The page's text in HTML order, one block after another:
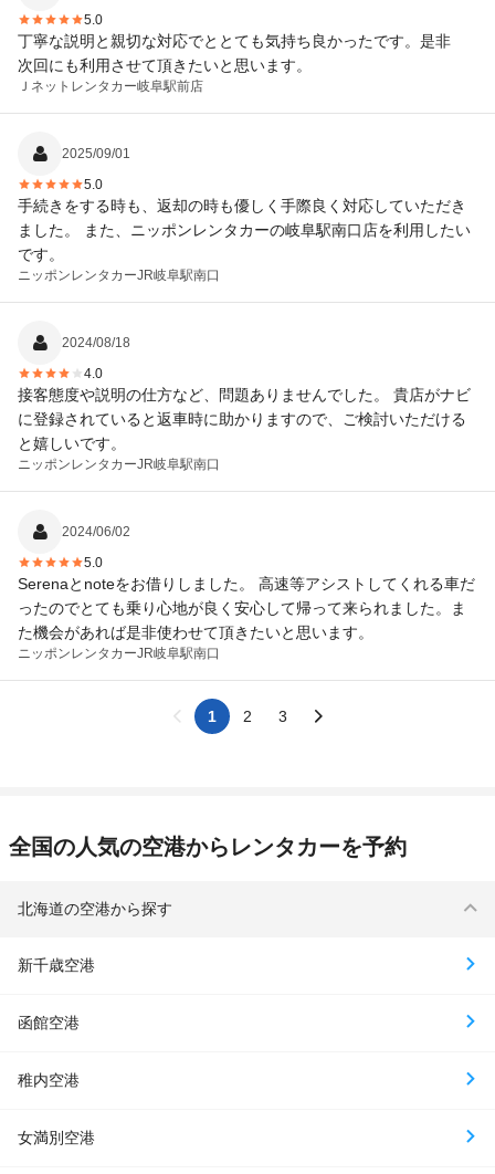
5.0
丁寧な説明と親切な対応でととても気持ち良かったです。是非
次回にも利用させて頂きたいと思います。
Ｊネットレンタカー岐阜駅前店
2025/09/01
5.0
手続きをする時も、返却の時も優しく手際良く対応していただき
ました。 また、ニッポンレンタカーの岐阜駅南口店を利用したい
です。
ニッポンレンタカーJR岐阜駅南口
2024/08/18
4.0
接客態度や説明の仕方など、問題ありませんでした。 貴店がナビ
に登録されていると返車時に助かりますので、ご検討いただける
と嬉しいです。
ニッポンレンタカーJR岐阜駅南口
2024/06/02
5.0
Serenaとnoteをお借りしました。 高速等アシストしてくれる車だ
ったのでとても乗り心地が良く安心して帰って来られました。ま
た機会があれば是非使わせて頂きたいと思います。
ニッポンレンタカーJR岐阜駅南口
1 2 3
全国の人気の空港からレンタカーを予約
北海道の空港から探す
新千歳空港
函館空港
稚内空港
女満別空港